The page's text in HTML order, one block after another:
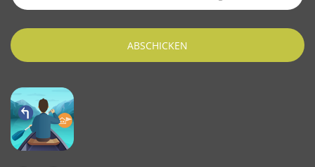
ABSCHICKEN